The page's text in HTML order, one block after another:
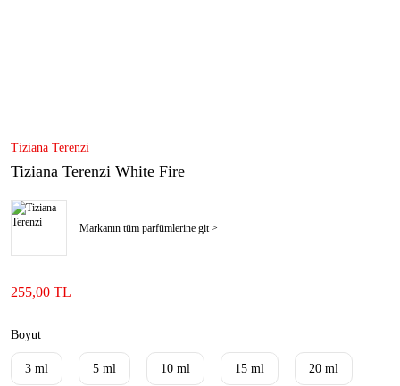
Tiziana Terenzi
Tiziana Terenzi White Fire
Markanın tüm parfümlerine git >
255,00 TL
Boyut
3 ml 5 ml 10 ml 15 ml 20 ml